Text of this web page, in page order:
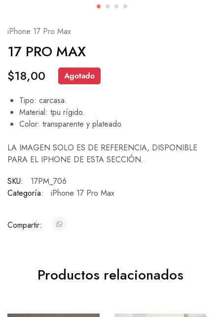
iPhone 17 Pro Max
17 PRO MAX
$18,00 Agotado
Tipo: carcasa.
Material: tpu rígido.
Color: transparente y plateado.
LA IMAGEN SOLO ES DE REFERENCIA, DISPONIBLE
PARA EL IPHONE DE ESTA SECCIÓN.
SKU:
17PM_706
Categoría:
iPhone 17 Pro Max
Compartir:
Productos relacionados